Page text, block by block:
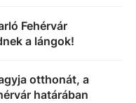
Fehérvár
a lángok!
otthonát, a
határában